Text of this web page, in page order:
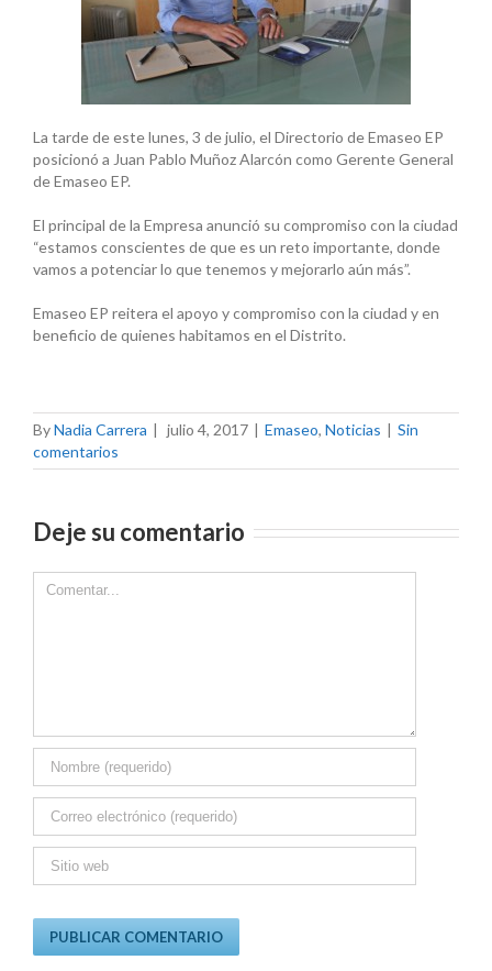
La tarde de este lunes, 3 de julio, el Directorio de Emaseo EP
posicionó a Juan Pablo Muñoz Alarcón como Gerente General
de Emaseo EP.
El principal de la Empresa anunció su compromiso con la ciudad
“estamos conscientes de que es un reto importante, donde
vamos a potenciar lo que tenemos y mejorarlo aún más”.
Emaseo EP reitera el apoyo y compromiso con la ciudad y en
beneficio de quienes habitamos en el Distrito.
ByNadia Carrera | julio 4, 2017 | Emaseo, Noticias | Sin
comentarios
Deje su comentario
Comment